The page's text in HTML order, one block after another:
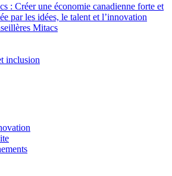
: Créer une économie canadienne forte et
par les idées, le talent et l’innovation
Mitacs
inclusion